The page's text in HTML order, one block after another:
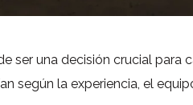
ser una decisión crucial
según la experiencia, el